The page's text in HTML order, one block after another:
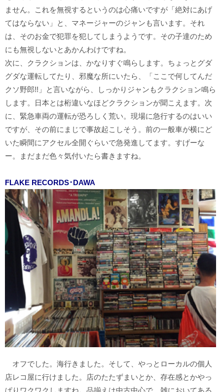
ません。これを無視するというのは心痛いですが「絶対にあげ
てはならない」と、マネージャーのジャンも言います。それ
は、そのお金で犯罪を犯してしまうようです。その子達のため
にも無視しないとあかんわけですね。
次に、クラクションは、かなりすぐ鳴らします。ちょっとグダ
グダな運転してたり、邪魔な所にいたら、「ここで何してんだ
クソ野郎!!」と言いながら、しっかりジャンもクラクション鳴ら
します。日本とは桁違いなほどクラクションが聞こえます。次
に、緊急車両の運転が恐ろしく荒い。現場に急行するのはいい
ですが、その前にまじで事故起こしそう。前の一般車が横にど
いた瞬間にアクセル全開ぐらいで急発進してます。すげーな
ー。まだまだ色々気付いたら書きますね。
FLAKE RECORDS･DAWA
オフでした。海行きました。そして、やっとローカルの個人
店レコ屋に行けました。店のたたずまいとか、存在感とかやっ